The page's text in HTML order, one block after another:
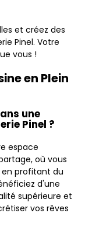
et créez des
Pinel. Votre
vous !
en Plein
une
Pinel ?
espace
où vous
en profitant du
d'une
supérieure et
vos rêves